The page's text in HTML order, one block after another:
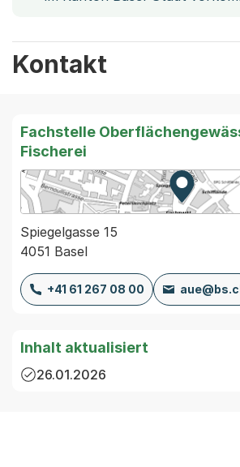
Kontakt
Fachstelle
Fischerei
Zur
Externer
Spiegelgasse 15
4051 Basel
+41 61 267 08 00
Inhalt aktualisiert
26.01.2026